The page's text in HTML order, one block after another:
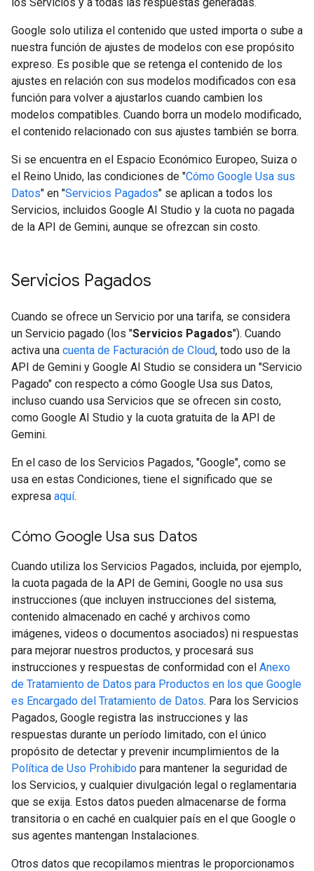
Google solo utiliza el contenido que usted importa o sube a
nuestra función de ajustes de modelos con ese propósito
expreso. Es posible que se retenga el contenido de los
ajustes en relación con sus modelos modificados con esa
función para volver a ajustarlos cuando cambien los
modelos compatibles. Cuando borra un modelo modificado,
el contenido relacionado con sus ajustes también se borra.
Si se encuentra en el Espacio Económico Europeo, Suiza o
el Reino Unido, las condiciones de "Cómo Google Usa sus
Datos" en "Servicios Pagados" se aplican a todos los
Servicios, incluidos Google AI Studio y la cuota no pagada
de la API de Gemini, aunque se ofrezcan sin costo.
Servicios Pagados
Cuando se ofrece un Servicio por una tarifa, se considera
un Servicio pagado (los "Servicios Pagados"). Cuando
activa una cuenta de Facturación de Cloud, todo uso de la
API de Gemini y Google AI Studio se considera un "Servicio
Pagado" con respecto a cómo Google Usa sus Datos,
incluso cuando usa Servicios que se ofrecen sin costo,
como Google AI Studio y la cuota gratuita de la API de
Gemini.
En el caso de los Servicios Pagados, "Google", como se
usa en estas Condiciones, tiene el significado que se
expresa aquí.
Cómo Google Usa sus Datos
Cuando utiliza los Servicios Pagados, incluida, por ejemplo,
la cuota pagada de la API de Gemini, Google no usa sus
instrucciones (que incluyen instrucciones del sistema,
contenido almacenado en caché y archivos como
imágenes, videos o documentos asociados) ni respuestas
para mejorar nuestros productos, y procesará sus
instrucciones y respuestas de conformidad con el Anexo
de Tratamiento de Datos para Productos en los que Google
es Encargado del Tratamiento de Datos. Para los Servicios
Pagados, Google registra las instrucciones y las
respuestas durante un período limitado, con el único
propósito de detectar y prevenir incumplimientos de la
Política de Uso Prohibido para mantener la seguridad de
los Servicios, y cualquier divulgación legal o reglamentaria
que se exija. Estos datos pueden almacenarse de forma
transitoria o en caché en cualquier país en el que Google o
sus agentes mantengan Instalaciones.
Otros datos que recopilamos mientras le proporcionamos